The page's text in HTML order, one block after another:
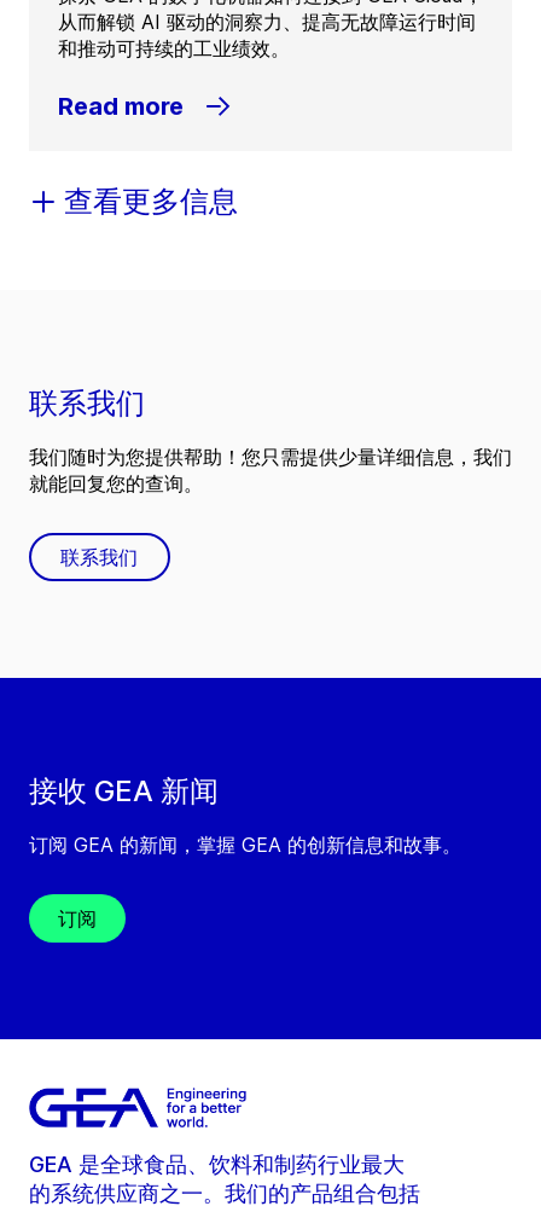
从而解锁 AI 驱动的洞察力、提高无故障运行时间
和推动可持续的工业绩效。
Read more
查看更多信息
接收 GEA 新闻
订阅 GEA 的新闻，掌握 GEA 的创新信息和故事。
订阅
联系我们
我们随时为您提供帮助！您只需提供少量详细信息，我们
就能回复您的查询。
联系我们
GEA 是全球食品、饮料和制药行业最大
的系统供应商之一。我们的产品组合包括